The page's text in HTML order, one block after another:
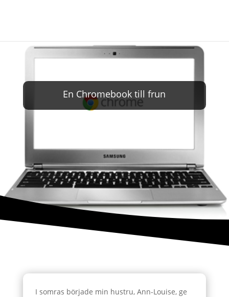
En Chromebook till frun
I somras började min hustru, Ann-Louise, ge